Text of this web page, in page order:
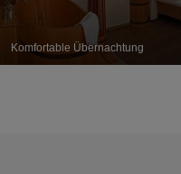
Komfortable Übernachtung